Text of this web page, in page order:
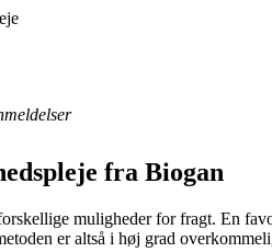
fra Biogan
muligheder for fragt. En
er altså i høj grad